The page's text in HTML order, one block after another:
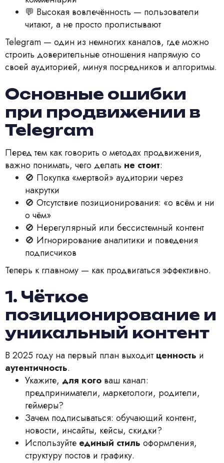
💬 Высокая вовлечённость — пользователи
читают, а не просто пролистывают
Telegram — один из немногих каналов, где можно
строить доверительные отношения напрямую со
своей аудиторией, минуя посредников и алгоритмы.
Основные ошибки
при продвижении в
Telegram
Перед тем как говорить о методах продвижения,
важно понимать, чего делать не стоит:
🚫 Покупка «мертвой» аудитории через
накрутки
🚫 Отсутствие позиционирования: «о всём и ни
о чём»
🚫 Нерегулярный или бессистемный контент
🚫 Игнорирование аналитики и поведения
подписчиков
Теперь к главному — как продвигаться эффективно.
1. Чёткое
позиционирование и
уникальный контент
В 2025 году на первый план выходит ценность и
аутентичность.
Укажите, для кого ваш канал:
предприниматели, маркетологи, родители,
геймеры?
Зачем подписываться: обучающий контент,
новости, инсайты, кейсы, скидки?
Используйте единый стиль оформления,
структуру постов и графику.